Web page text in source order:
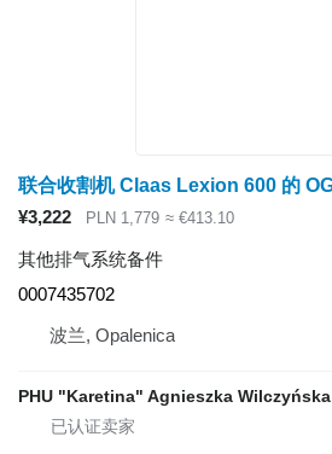
¥3,222 PLN 1,779 ≈ €413.10
其他排气系统备件
0007435702
波兰, Opalenica
PHU "Karetina" Agnieszka Wilczyńska